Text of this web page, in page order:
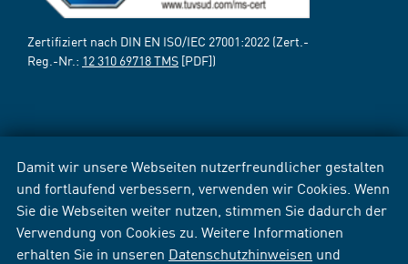
Damit wir unsere Webseiten nutzerfreundlicher gestalten
und fortlaufend verbessern, verwenden wir Cookies. Wenn
Sie die Webseiten weiter nutzen, stimmen Sie dadurch der
Verwendung von Cookies zu. Weitere Informationen
erhalten Sie in unseren Datenschutzhinweisen und
Zertifiziert nach DIN EN ISO/IEC 27001:2022 (Zert.-
Reg.-Nr.: 12 310 69718 TMS [PDF])